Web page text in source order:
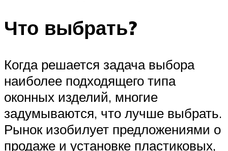
Что выбрать?
Когда решается задача выбора
наиболее подходящего типа
оконных изделий, многие
задумываются, что лучше выбрать.
Рынок изобилует предложениями о
продаже и установке пластиковых,